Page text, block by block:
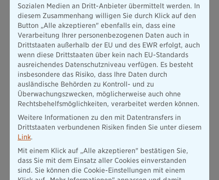
Sozialen Medien an Dritt-Anbieter übermittelt werden. In
diesem Zusammenhang willigen Sie durch Klick auf den
Button „Alle akzeptieren" ebenfalls ein, dass eine
Verarbeitung Ihrer personenbezogenen Daten auch in
Drittstaaten außerhalb der EU und des EWR erfolgt, auch
wenn diese Drittstaaten über kein nach EU-Standards
ausreichendes Datenschutzniveau verfügen. Es besteht
insbesondere das Risiko, dass Ihre Daten durch
ausländische Behörden zu Kontroll- und zu
Überwachungszwecken, möglicherweise auch ohne
Rechtsbehelfsmöglichkeiten, verarbeitet werden können.
Weitere Informationen zu den mit Datentransfers in
Drittstaaten verbundenen Risiken finden Sie unter diesem
Link.
Mit einem Klick auf „Alle akzeptieren" bestätigen Sie,
dass Sie mit dem Einsatz aller Cookies einverstanden
sind. Sie können die Cookie-Einstellungen mit einem